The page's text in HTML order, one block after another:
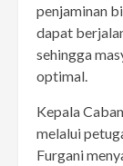
penjaminan
dapat
sehingga
optimal.
Kepala
melalui
Furgani